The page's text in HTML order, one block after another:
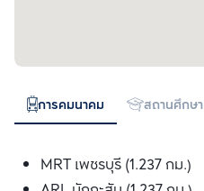
การคมนาคม สถานศึกษา
MRT เพชรบุรี (1.237 กม.)